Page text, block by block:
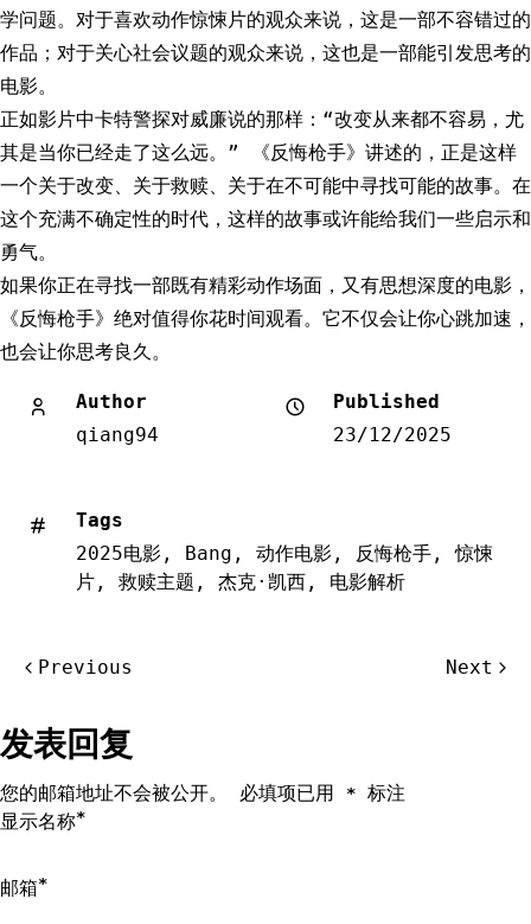
学问题。对于喜欢动作惊悚片的观众来说，这是一部不容错过的
作品；对于关心社会议题的观众来说，这也是一部能引发思考的
电影。
正如影片中卡特警探对威廉说的那样：“改变从来都不容易，尤
其是当你已经走了这么远。” 《反悔枪手》讲述的，正是这样
一个关于改变、关于救赎、关于在不可能中寻找可能的故事。在
这个充满不确定性的时代，这样的故事或许能给我们一些启示和
勇气。
如果你正在寻找一部既有精彩动作场面，又有思想深度的电影，
《反悔枪手》绝对值得你花时间观看。它不仅会让你心跳加速，
也会让你思考良久。
Author
qiang94
Published
23/12/2025
Tags
2025电影 , Bang , 动作电影 , 反悔枪手 ,惊悚
片 , 救赎主题 , 杰克·凯西 , 电影解析
航
Previous Next
发表回复
您的邮箱地址不会被公开。 必填项已用 * 标注
显示名称*
邮箱*